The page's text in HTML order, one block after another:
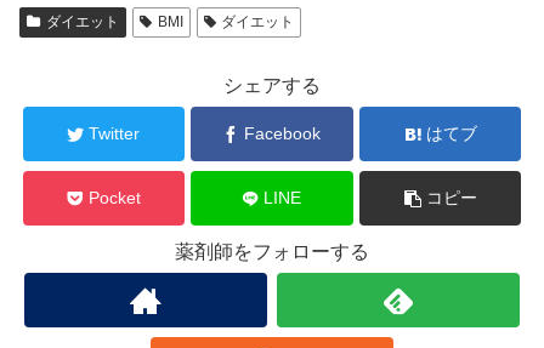
ダイエット BMI ダイエット
シェアする
Twitter Facebook はてブ
Pocket LINE コピー
薬剤師をフォローする